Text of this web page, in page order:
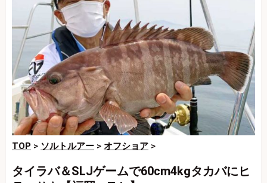
TOP > ソルトルアー > オフショア >
タイラバ＆SLJゲームで60cm4kgタカバにヒ